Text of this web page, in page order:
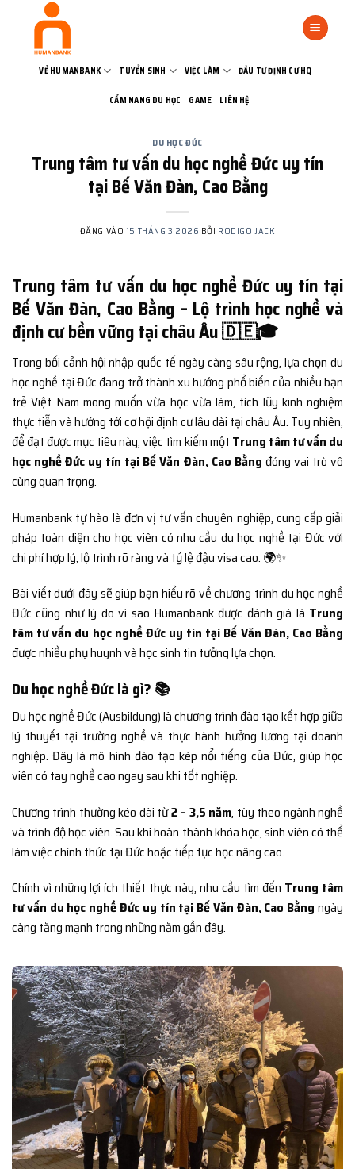
VỀ HUMANBANK TUYỂN SINH VIỆC LÀM ĐẦU TƯ ĐỊNH CƯ HQ
CẨM NANG DU HỌC GAME LIÊN HỆ
DU HỌC ĐỨC
Trung tâm tư vấn du học nghề Đức uy tín
tại Bế Văn Đàn, Cao Bằng
ĐĂNG VÀO 15 THÁNG 3 2026 BỞI RODIGO JACK
Trung tâm tư vấn du học nghề Đức uy tín tại
Bế Văn Đàn, Cao Bằng – Lộ trình học nghề và
định cư bền vững tại châu Âu 🇩🇪🎓
Trong bối cảnh hội nhập quốc tế ngày càng sâu rộng, lựa chọn du
học nghề tại Đức đang trở thành xu hướng phổ biến của nhiều bạn
trẻ Việt Nam mong muốn vừa học vừa làm, tích lũy kinh nghiệm
thực tiễn và hướng tới cơ hội định cư lâu dài tại châu Âu. Tuy nhiên,
để đạt được mục tiêu này, việc tìm kiếm một Trung tâm tư vấn du
học nghề Đức uy tín tại Bế Văn Đàn, Cao Bằng đóng vai trò vô
cùng quan trọng.
Humanbank tự hào là đơn vị tư vấn chuyên nghiệp, cung cấp giải
pháp toàn diện cho học viên có nhu cầu du học nghề tại Đức với
chi phí hợp lý, lộ trình rõ ràng và tỷ lệ đậu visa cao. 🌍✨
Bài viết dưới đây sẽ giúp bạn hiểu rõ về chương trình du học nghề
Đức cũng như lý do vì sao Humanbank được đánh giá là Trung
tâm tư vấn du học nghề Đức uy tín tại Bế Văn Đàn, Cao Bằng
được nhiều phụ huynh và học sinh tin tưởng lựa chọn.
Du học nghề Đức là gì? 📚
Du học nghề Đức (Ausbildung) là chương trình đào tạo kết hợp giữa
lý thuyết tại trường nghề và thực hành hưởng lương tại doanh
nghiệp. Đây là mô hình đào tạo kép nổi tiếng của Đức, giúp học
viên có tay nghề cao ngay sau khi tốt nghiệp.
Chương trình thường kéo dài từ2 – 3,5 năm, tùy theo ngành nghề
và trình độ học viên. Sau khi hoàn thành khóa học, sinh viên có thể
làm việc chính thức tại Đức hoặc tiếp tục học nâng cao.
Chính vì những lợi ích thiết thực này, nhu cầu tìm đến Trung tâm
tư vấn du học nghề Đức uy tín tại Bế Văn Đàn, Cao Bằng ngày
càng tăng mạnh trong những năm gần đây.